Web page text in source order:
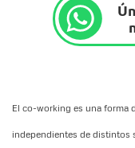
El co-working es una forma
independientes de distintos